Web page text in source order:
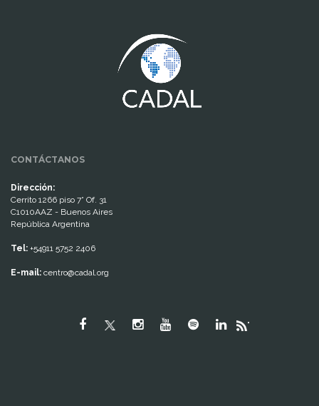
CONTÁCTANOS
Dirección:
Cerrito 1266 piso 7° Of. 31
C1010AAZ - Buenos Aires
República Argentina
Tel: +54911 5752 2406
E-mail: centro@cadal.org
"